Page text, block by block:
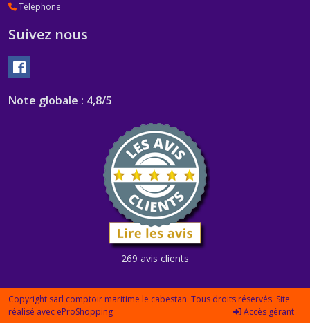
Téléphone
Suivez nous
Note globale : 4,8/5
269 avis clients
Copyright sarl comptoir maritime le cabestan. Tous droits réservés. Site
réalisé avec eProShopping Accès gérant